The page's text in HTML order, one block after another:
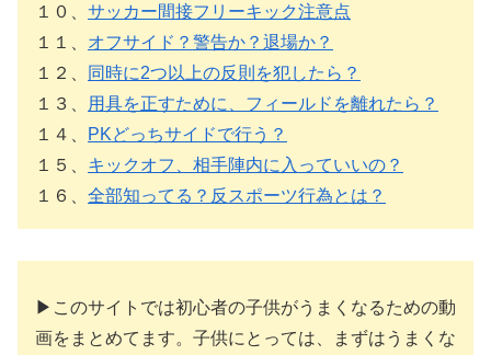
１０、 サッカー間接フリーキック注意点
１１、 オフサイド？警告か？退場か？
１２、
同時に2つ以上の反則を犯したら？
１３、
用具を正すために、フィールドを離れたら？
１４、
PKどっちサイドで行う？
１５、 キックオフ、相手陣内に入っていいの？
１６、 全部知ってる？反スポーツ行為とは？
▶このサイトでは初心者の子供がうまくなるための動
画をまとめてます。子供にとっては、まずはうまくな